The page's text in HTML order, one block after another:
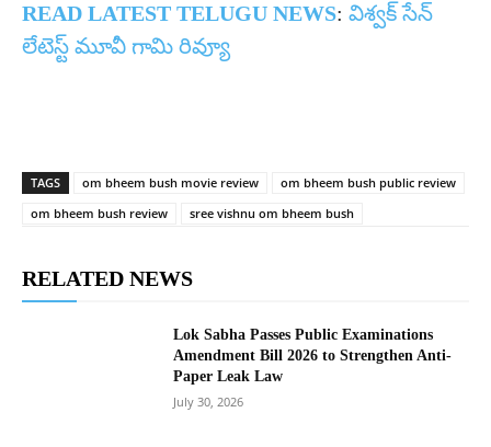
READ LATEST TELUGU NEWS: విశ్వక్ సేన్
లేటెస్ట్ మూవీ గామి రివ్యూ
TAGS om bheem bush movie review
om bheem bush public review
om bheem bush review
sree vishnu om bheem bush
RELATED NEWS
Lok Sabha Passes Public Examinations
Amendment Bill 2026 to Strengthen Anti-
Paper Leak Law
July 30, 2026